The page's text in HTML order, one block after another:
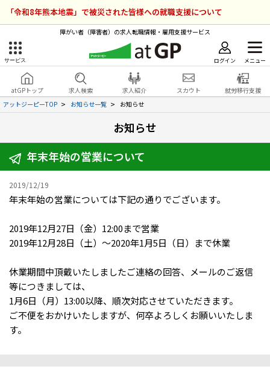
「令和8年熊本地震」で被災された皆様への就職支援について
障がい者（障害者）の求人転職情報・雇用支援サービス
サービス ログイン メニュー
atGPトップ 求人検索 求人紹介 スカウト
就労移行支援
アットジーピーTOP
お知らせ一覧 お知らせ
お知らせ
年末年始の営業について
2019/12/19
年末年始の営業については下記の通りでございます。
2019年12月27日（金）12:00まで営業
2019年12月28日（土）～2020年1月5日（日）まで休業
休業期間中頂戴いたしましたご連絡の回答、メールのご返信
等につきましては、
1月6日（月）13:00以降、順次対応させていただきます。
ご不便をおかけいたしますが、何卒よろしくお願いいたしま
す。
障害者雇用のアットジーピー
サービスラインナップ
障害者専門の就転職支援サービス
ハイスキルな障害者の転職支援サービス
障害のある新卒学生専門の就職エージェントサービス
ログイン 会員登録 無料
各種サービス
求人を検索する
求人を紹介してもらう
就労移行支援サービス
就職・転職ノウハウ